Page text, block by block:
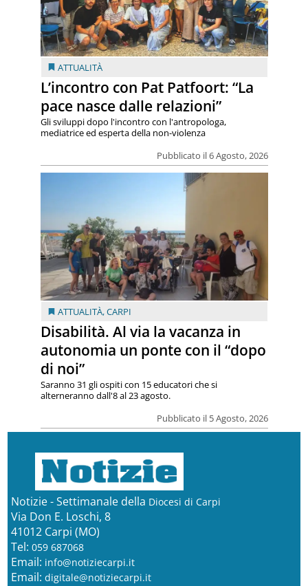
ATTUALITÀ
L’incontro con Pat Patfoort: “La
pace nasce dalle relazioni”
Pubblicato il 6 Agosto, 2026
Gli sviluppi dopo l'incontro con l'antropologa,
mediatrice ed esperta della non-violenza
ATTUALITÀ,CARPI
Disabilità. Al via la vacanza in
autonomia un ponte con il “dopo
di noi”
Pubblicato il 5 Agosto, 2026
Saranno 31 gli ospiti con 15 educatori che si
alterneranno dall'8 al 23 agosto.
Notizie - Settimanale della Diocesi di Carpi
Via Don E. Loschi, 8
41012 Carpi (MO)
Tel: 059 687068
Email: info@notiziecarpi.it
Email: digitale@notiziecarpi.it